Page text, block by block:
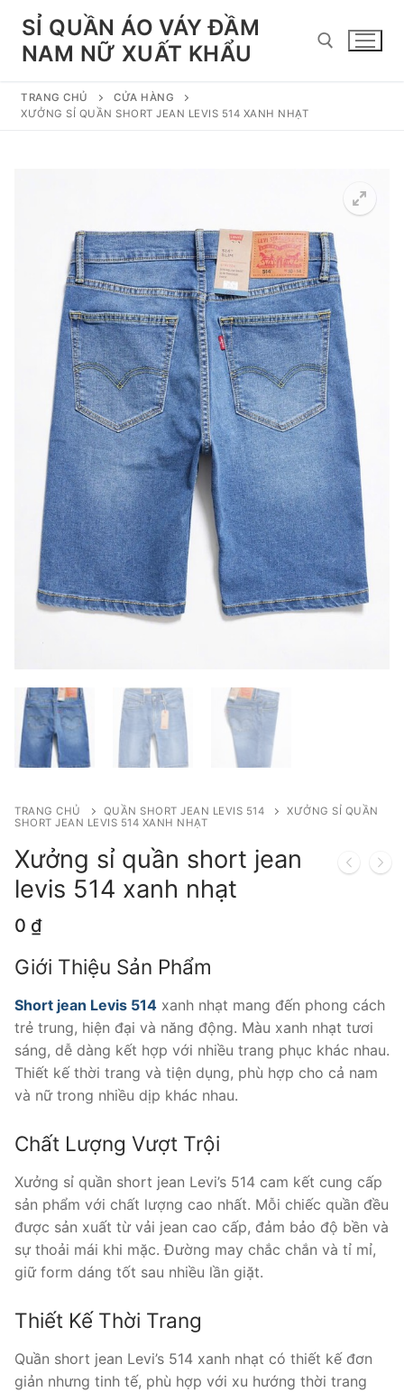
Chuyển
đếnSỈ QUẦN ÁO VÁY ĐẦM
NAM NỮ XUẤT KHẨU
Tìm kiếm cho:
TRANG CHỦ
CỬA HÀNG
XƯỞNG SỈ QUẦN SHORT JEAN LEVIS 514 XANH NHẠT
TRANG CHỦ QUẦN SHORT JEAN LEVIS 514
XƯỞNG SỈ QUẦN
SHORT JEAN LEVIS 514 XANH NHẠT
Xưởng sỉ quần short jean
levis 514 xanh nhạt
0 ₫
Giới Thiệu Sản Phẩm
Short jean Levis 514 xanh nhạt mang đến phong cách
trẻ trung, hiện đại và năng động. Màu xanh nhạt tươi
sáng, dễ dàng kết hợp với nhiều trang phục khác nhau.
Thiết kế thời trang và tiện dụng, phù hợp cho cả nam
và nữ trong nhiều dịp khác nhau.
Chất Lượng Vượt Trội
Xưởng sỉ quần short jean Levi’s 514 cam kết cung cấp
sản phẩm với chất lượng cao nhất. Mỗi chiếc quần đều
được sản xuất từ vải jean cao cấp, đảm bảo độ bền và
sự thoải mái khi mặc. Đường may chắc chắn và tỉ mỉ,
giữ form dáng tốt sau nhiều lần giặt.
Thiết Kế Thời Trang
Quần short jean Levi’s 514 xanh nhạt có thiết kế đơn
giản nhưng tinh tế, phù hợp với xu hướng thời trang